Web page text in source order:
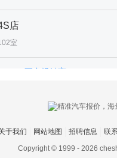
店
室
更多经销商
于我们 网站地图 招聘信息
联
Copyright © 1999 - 2026